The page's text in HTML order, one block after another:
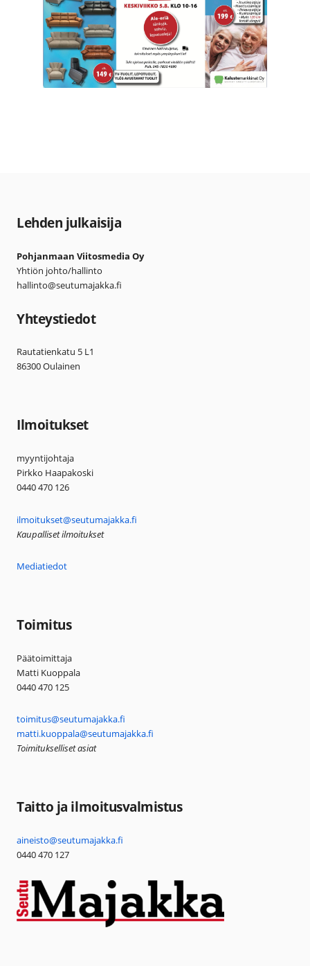
Lehden julkaisija
Pohjanmaan Viitosmedia Oy
Yhtiön johto/hallinto
hallinto@seutumajakka.fi
Yhteystiedot
Rautatienkatu 5 L1
86300 Oulainen
Ilmoitukset
myyntijohtaja
Pirkko Haapakoski
0440 470 126
ilmoitukset@seutumajakka.fi
Kaupalliset ilmoitukset
Mediatiedot
Toimitus
Päätoimittaja
Matti Kuoppala
0440 470 125
toimitus@seutumajakka.fi
matti.kuoppala@seutumajakka.fi
Toimitukselliset asiat
Taitto ja ilmoitusvalmistus
aineisto@seutumajakka.fi
0440 470 127